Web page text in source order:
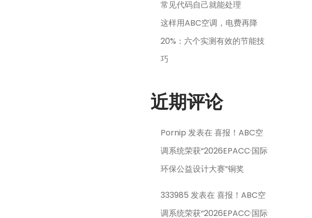
常见代码自己就能处理
这样用ABC空调，电费再降
20%：六个实测有效的节能技
巧
近期评论
Pornip 发表在喜报！ABC空
调系统荣获“2026EPACC·国际
环保公益设计大赛”铜奖
333985 发表在喜报！ABC空
调系统荣获“2026EPACC·国际